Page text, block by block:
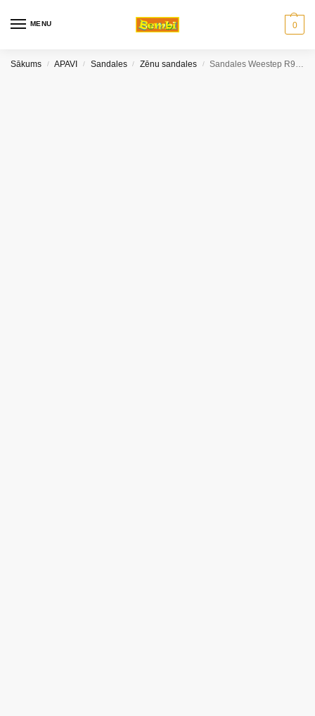
MENU 0
Sākums / APAVI / Sandales / Zēnu sandales / Sandales Weestep R911750066 18-22 izm.